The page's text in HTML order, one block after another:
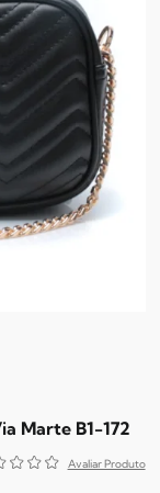
Marte B1-172